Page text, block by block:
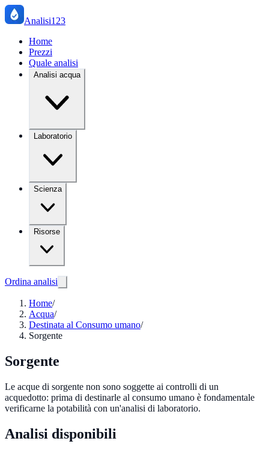
Analisi123
Home
Prezzi
Quale analisi
Analisi acqua
Laboratorio
Scienza
Risorse
Ordina analisi
Home/
Acqua/
Destinata al Consumo umano/
Sorgente
Sorgente
Le acque di sorgente non sono soggette ai controlli di un
acquedotto: prima di destinarle al consumo umano è fondamentale
verificarne la potabilità con un'analisi di laboratorio.
Analisi disponibili